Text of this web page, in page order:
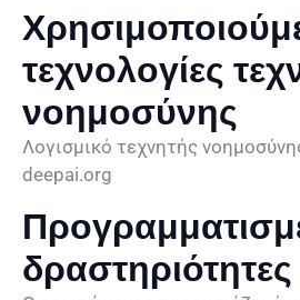
τεχνολογίες
νοημοσύνης
Λογισμικό τεχνητής
deepai.org
δραστηριότητες